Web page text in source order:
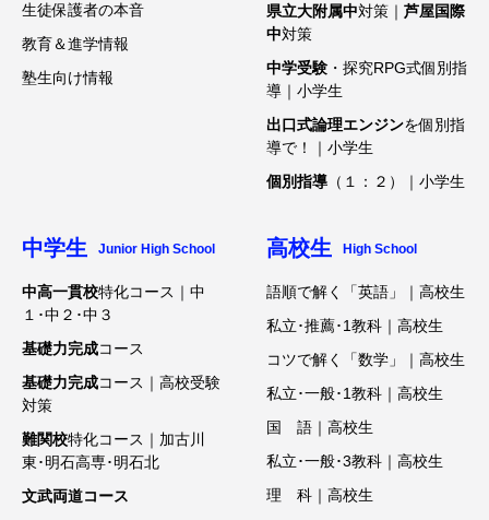
生徒保護者の本音
教育＆進学情報
塾生向け情報
県立大附属中対策｜ 芦屋国際
中対策
中学受験 ・探究RPG式個別指
導｜小学生
出口式論理エンジンを個別指
導で！｜小学生
個別指導 （１：２）｜小学生
中学生 Junior High School
中高一貫校特化コース｜中
１･中２･中３
基礎力完成コース
基礎力完成コース｜高校受験
対策
難関校特化コース｜加古川
東･明石高専･明石北
文武両道コース
高校生 High School
語順で解く「英語」｜高校生
私立･推薦･1教科｜高校生
コツで解く「数学」｜高校生
私立･一般･1教科｜高校生
国 語｜高校生
私立･一般･3教科｜高校生
理 科｜高校生